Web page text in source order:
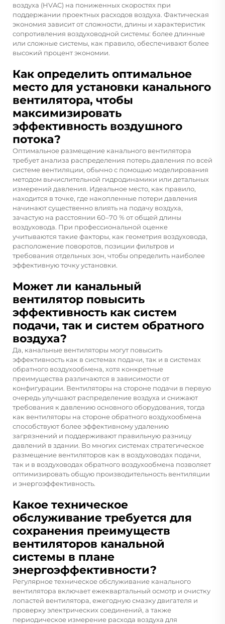
воздуха (HVAC) на пониженных скоростях при
поддержании проектных расходов воздуха. Фактическая
экономия зависит от сложности, длины и характеристик
сопротивления воздуховодной системы: более длинные
или сложные системы, как правило, обеспечивают более
высокий процент экономии.
Как определить оптимальное
место для установки канального
вентилятора, чтобы
максимизировать
эффективность воздушного
потока?
Оптимальное размещение канального вентилятора
требует анализа распределения потерь давления по всей
системе вентиляции, обычно с помощью моделирования
методом вычислительной гидродинамики или детальных
измерений давления. Идеальное место, как правило,
находится в точке, где накопленные потери давления
начинают существенно влиять на подачу воздуха,
зачастую на расстоянии 60–70 % от общей длины
воздуховода. При профессиональной оценке
учитываются такие факторы, как геометрия воздуховода,
расположение поворотов, позиции фильтров и
требования отдельных зон, чтобы определить наиболее
эффективную точку установки.
Может ли канальный
вентилятор повысить
эффективность как систем
подачи, так и систем обратного
воздуха?
Да, канальные вентиляторы могут повысить
эффективность как в системах подачи, так и в системах
обратного воздухообмена, хотя конкретные
преимущества различаются в зависимости от
конфигурации. Вентиляторы на стороне подачи в первую
очередь улучшают распределение воздуха и снижают
требования к давлению основного оборудования, тогда
как вентиляторы на стороне обратного воздухообмена
способствуют более эффективному удалению
загрязнений и поддерживают правильную разницу
давлений в здании. Во многих системах стратегическое
размещение вентиляторов как в воздуховодах подачи,
так и в воздуховодах обратного воздухообмена позволяет
оптимизировать общую производительность вентиляции
и энергоэффективность.
Какое техническое
обслуживание требуется для
сохранения преимуществ
вентиляторов канальной
системы в плане
энергоэффективности?
Регулярное техническое обслуживание канального
вентилятора включает ежеквартальный осмотр и очистку
лопастей вентилятора, ежегодную смазку двигателя и
проверку электрических соединений, а также
периодическое измерение расхода воздуха для